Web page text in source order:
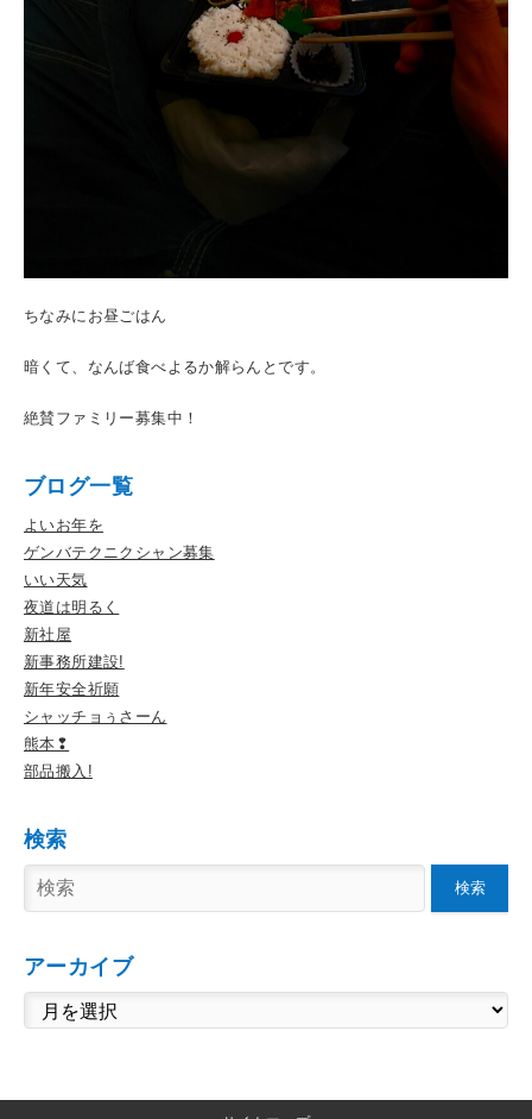
ちなみにお昼ごはん
暗くて、なんば食べよるか解らんとです。
絶賛ファミリー募集中！
ブログ一覧
よいお年を
ゲンバテクニクシャン募集
いい天気
夜道は明るく
新社屋
新事務所建設!
新年安全祈願
シャッチョぅさーん
熊本❢
部品搬入!
検索
検索
アーカイブ
ー